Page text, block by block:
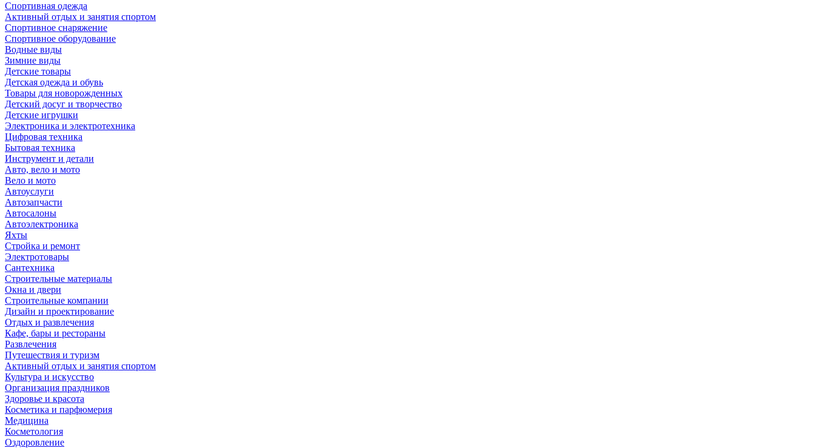
Спортивная одежда
Активный отдых и занятия спортом
Спортивное снаряжение
Спортивное оборудование
Водные виды
Зимние виды
Детские товары
Детская одежда и обувь
Товары для новорожденных
Детский досуг и творчество
Детские игрушки
Электроника и электротехника
Цифровая техника
Бытовая техника
Инструмент и детали
Авто, вело и мото
Вело и мото
Автоуслуги
Автозапчасти
Автосалоны
Автоэлектроника
Яхты
Стройка и ремонт
Электротовары
Сантехника
Строительные материалы
Окна и двери
Строительные компании
Дизайн и проектирование
Отдых и развлечения
Кафе, бары и рестораны
Развлечения
Путешествия и туризм
Активный отдых и занятия спортом
Культура и искусство
Организация праздников
Здоровье и красота
Косметика и парфюмерия
Медицина
Косметология
Оздоровление